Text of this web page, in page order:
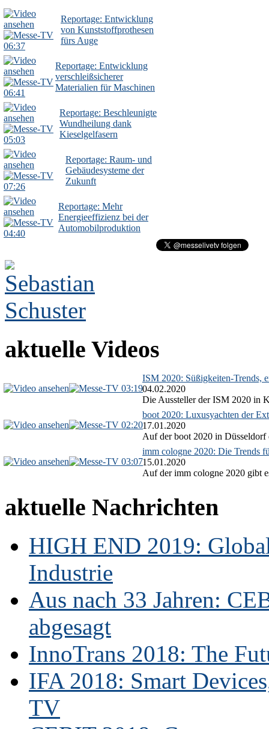
06:37
Reportage: Entwicklung
von Kunststoffprothesen
fürs Auge
06:41
Reportage: Entwicklung
verschleißsicherer
Materialien für Maschinen
05:03
Reportage: Beschleunigte
Wundheilung dank
Kieselgelfasern
07:26
Reportage: Raum- und
Gebäudesysteme der
Zukunft
04:40
Reportage: Mehr
Energieeffizienz bei der
Automobilproduktion
aktuelle Videos
03:19
ISM 2020: Süßigkeiten-Trends,
04.02.2020
Die Aussteller der ISM 2020 in
02:20
boot 2020: Luxusyachten der
17.01.2020
Auf der boot 2020 in Düsseldorf
03:07
imm cologne 2020: Die Trends
15.01.2020
Auf der imm cologne 2020 gibt
aktuelle Nachrichten
HIGH END 2019:
Industrie
Aus nach 33 Jahren:
abgesagt
InnoTrans 2018: The
IFA 2018: Smart
TV